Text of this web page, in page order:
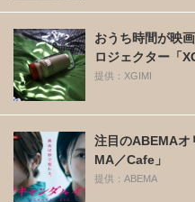
おうち時間が映
ロジェクター「
提供：XGIMI
注目のABEMAオ
MA／Cafe」
提供：ABEMA